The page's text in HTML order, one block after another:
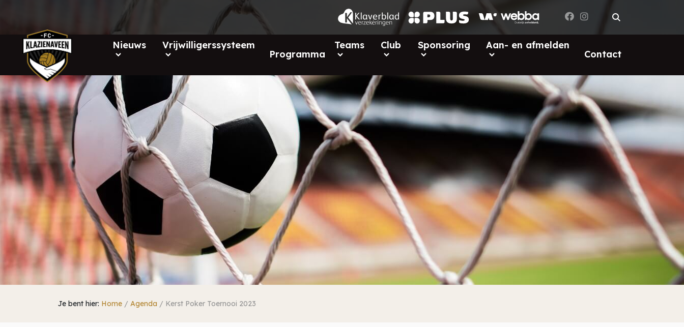
Nieuws Vrijwilligerssysteem
Programma
Teams Club Sponsoring Aan- en afmelden
Contact
Je bent hier: Home / Agenda / Kerst Poker Toernooi 2023